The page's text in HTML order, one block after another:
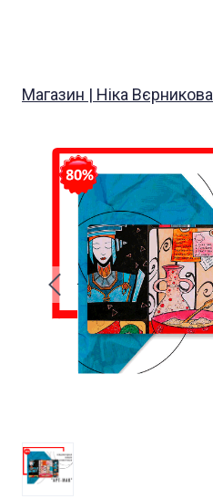
Магазин | Ніка Вєрникова